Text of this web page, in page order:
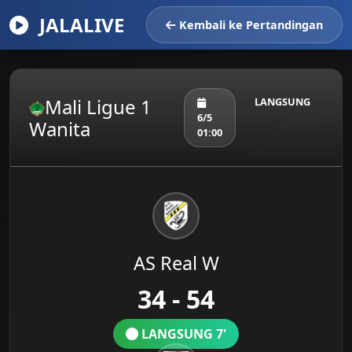
JALALIVE Kembali ke Pertandingan
Mali Ligue 1
Wanita
6/5
01:00
LANGSUNG
AS Real W
34 - 54
LANGSUNG 7'